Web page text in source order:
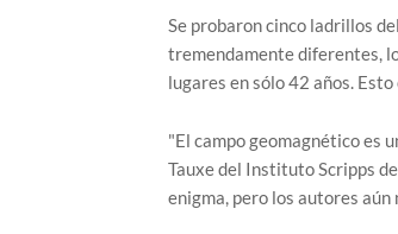
Se probaron cinco ladrillos
tremendamente diferentes,
lugares en sólo 42 años.
"El campo geomagnético es
Tauxe del Instituto Scripps
enigma, pero los autores aún